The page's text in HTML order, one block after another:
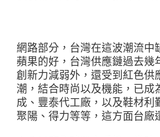
網路部分，台灣在這波潮流中
蘋果的好，台灣供應鏈過去幾
創新力減弱外，還受到紅色
潮，結合時尚以及機能，已成
成、豐泰代工廠，以及鞋材
聚陽、得力等等，這方面台廠